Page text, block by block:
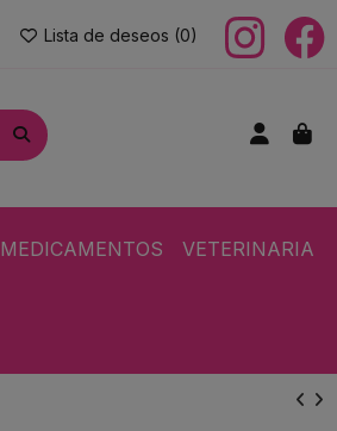
Lista de deseos (0)
MEDICAMENTOS VETERINARIA